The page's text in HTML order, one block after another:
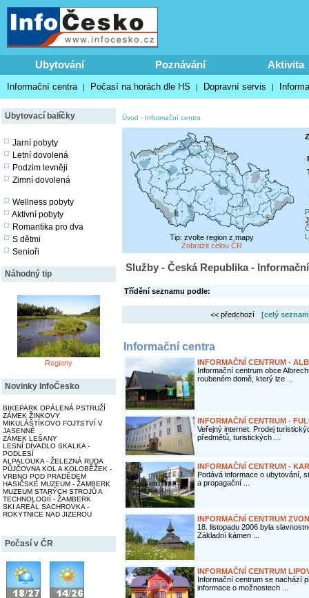
Ubytování Poznávání Aktivita
Informační centra | Počasí na horách dle HS | Dopravní servis |
Ubytovací balíčky
Jarní pobyty
Letní dovolená
Podzim levněji
Zimní dovolená
Wellness pobyty
Aktivní pobyty
Romantika pro dva
S dětmi
Senioři
Náhodný tip
Regiony
Novinky InfoČesko
BIKEPARK OPÁLENÁ PSTRUŽÍ
ZÁMEK ŽINKOVY
MIKULÁŠTÍKOVO FOJTSTVÍ V
JASENNÉ
ZÁMEK LEŠANY
LESNÍ DIVADLO SKALKA -
PODLESÍ
ALPALOUKA - ŽELEZNÁ RUDA
PŮJČOVNA KOL A KOLOBĚŽEK -
VRBNO POD PRADĚDEM
HASIČSKÉ MUZEUM - ŽAMBERK
MUZEUM STARÝCH STROJŮ A
TECHNOLOGIÍ - ŽAMBERK
SKI AREÁL SACHROVKA -
ROKYTNICE NAD JIZEROU
Počasí v ČR
Úvod - Informační centra
Tip: zvolte region z mapy
Zobrazit celou ČR
Služby - Česká Republika -
Třídění seznamu podle:
<< předchozí [celý
Informační centra
INFORMAČNÍ CENTRUM -
Informační centrum obce
roubeném domě, který lze ...
INFORMAČNÍ CENTRUM -
Veřejný internet. Prodej
předmětů, turistických ...
INFORMAČNÍ CENTRUM -
Podává informace o ubytování,
a propagační ...
INFORMAČNÍ CENTRUM
18. listopadu 2006 byla
Základní kámen ...
INFORMAČNÍ CENTRUM
Informační centrum se nachází
informace o možnostech ...